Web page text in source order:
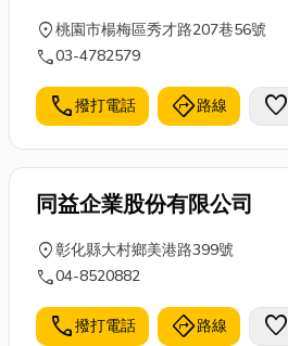
location_on桃園市楊梅區秀才路207巷56號
call03-4782579
call撥打電話 directions路線 favorite
同益企業股份有限公司
location_on彰化縣大村鄉美港路399號
call04-8520882
call撥打電話 directions路線 favorite